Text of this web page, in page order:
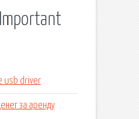
usb driver
за аренду